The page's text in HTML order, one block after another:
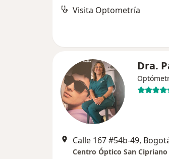
Visita Optometría
Dra.
Calle 167 #54b-49,
Centro Óptico San Cipriano